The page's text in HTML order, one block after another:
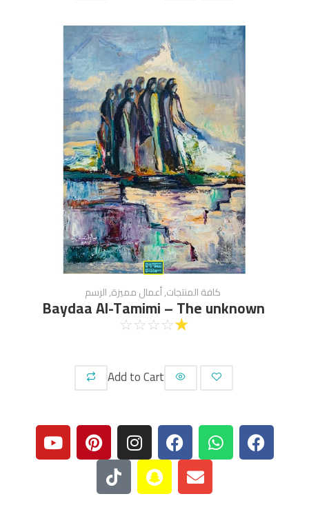
كافة المنتجات,أعمال مميزة,الرسم
Baydaa Al-Tamimi – The unknown
☆
☆
☆
☆
☆
Add to Cart